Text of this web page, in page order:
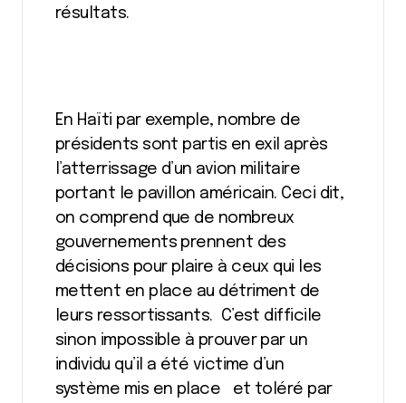
résultats.
En Haïti par exemple, nombre de
présidents sont partis en exil après
l’atterrissage d’un avion militaire
portant le pavillon américain. Ceci dit,
on comprend que de nombreux
gouvernements prennent des
décisions pour plaire à ceux qui les
mettent en place au détriment de
leurs ressortissants. C’est difficile
sinon impossible à prouver par un
individu qu’il a été victime d’un
système mis en place et toléré par